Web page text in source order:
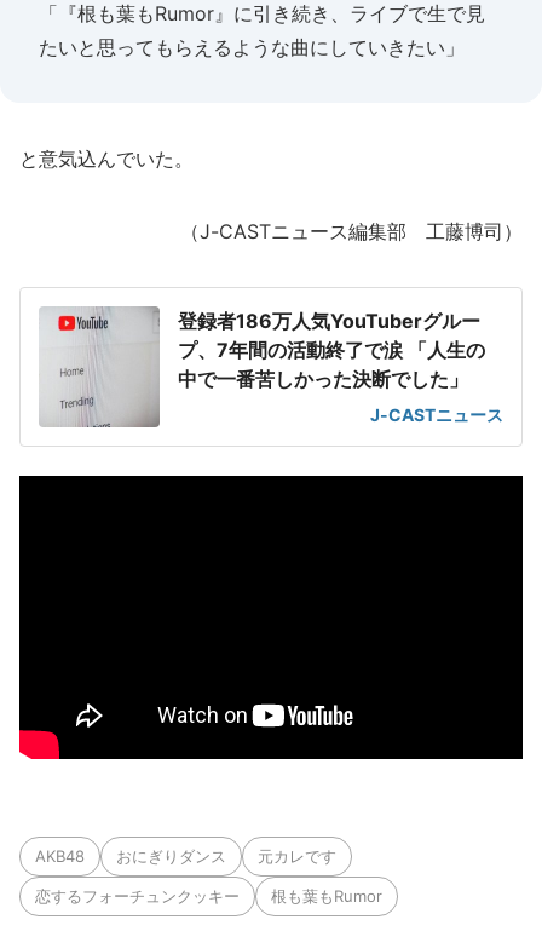
「『根も葉もRumor』に引き続き、ライブで生で見
たいと思ってもらえるような曲にしていきたい」
と意気込んでいた。
（J-CASTニュース編集部 工藤博司）
登録者186万人気YouTuberグルー
プ、7年間の活動終了で涙 「人生の
中で一番苦しかった決断でした」
J-CASTニュース
AKB48 おにぎりダンス 元カレです
恋するフォーチュンクッキー 根も葉もRumor